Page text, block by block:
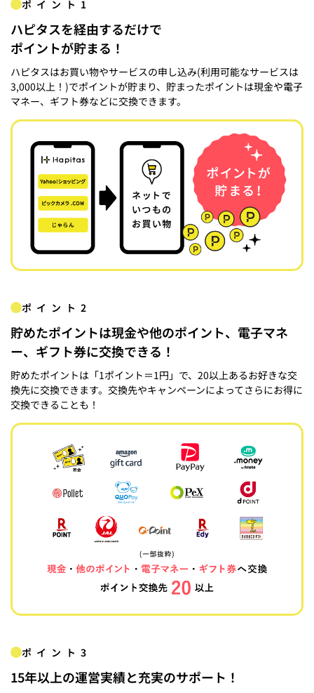
ポイント1
ハピタスを経由するだけで
ポイントが貯まる！
ハピタスはお買い物やサービスの申し込み(利用可能なサービスは
3,000以上！)でポイントが貯まり、貯まったポイントは現金や電子
マネー、ギフト券などに交換できます。
ポイント2
貯めたポイントは現金や他のポイント、電子マネ
ー、ギフト券に交換できる！
貯めたポイントは「1ポイント＝1円」で、20以上あるお好きな交
換先に交換できます。交換先やキャンペーンによってさらにお得に
交換できることも！
ポイント3
15年以上の運営実績と充実のサポート！